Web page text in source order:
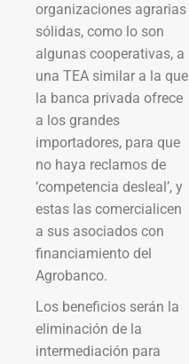
organizaciones agrarias
sólidas, como lo son
algunas cooperativas, a
una TEA similar a la que
la banca privada ofrece
a los grandes
importadores, para que
no haya reclamos de
‘competencia desleal’, y
estas las comercialicen
a sus asociados con
financiamiento del
Agrobanco.
Los beneficios serán la
eliminación de la
intermediación para